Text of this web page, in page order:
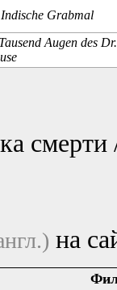
Grabmal
Augen des Dr.
на